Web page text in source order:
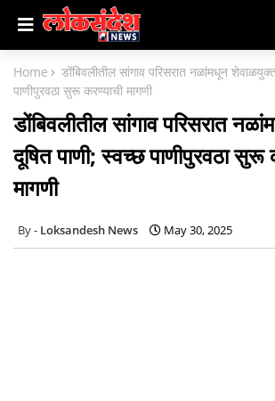
Home
डोंबिवलीतील सांगाव परिसरात नळांमधून
पाणीपुरवठा सुरू करण्याची मागणी
डोंबिवलीतील सांगाव परिसरात
दूषित पाणी; स्वच्छ पाणीपुरवठा सुरू
मागणी
Loksandesh News May 30, 2025